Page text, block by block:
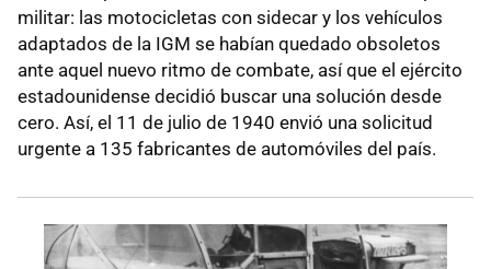
militar: las motocicletas con sidecar y los vehículos
adaptados de la IGM se habían quedado obsoletos
ante aquel nuevo ritmo de combate, así que el ejército
estadounidense decidió buscar una solución desde
cero. Así, el 11 de julio de 1940 envió una solicitud
urgente a 135 fabricantes de automóviles del país.